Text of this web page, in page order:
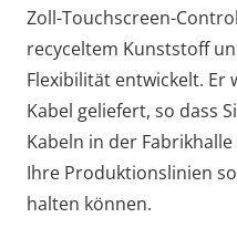
Zoll-Touchscreen-
recyceltem Kunststoff
Flexibilität entwickelt. Er
Kabel geliefert, so dass
Kabeln in der
Ihre Produktionslinien
halten können.